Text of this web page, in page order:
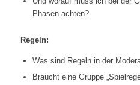
Phasen achten?
Regeln:
Was sind Regeln in der
Braucht eine Gruppe